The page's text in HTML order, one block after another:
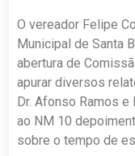
O vereador Felipe
Municipal de Santa
abertura de
apurar diversos
Dr. Afonso Ramos e
ao NM 10
sobre o tempo de